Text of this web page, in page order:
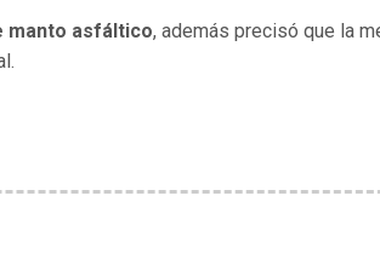
manto asfáltico, además precisó que la